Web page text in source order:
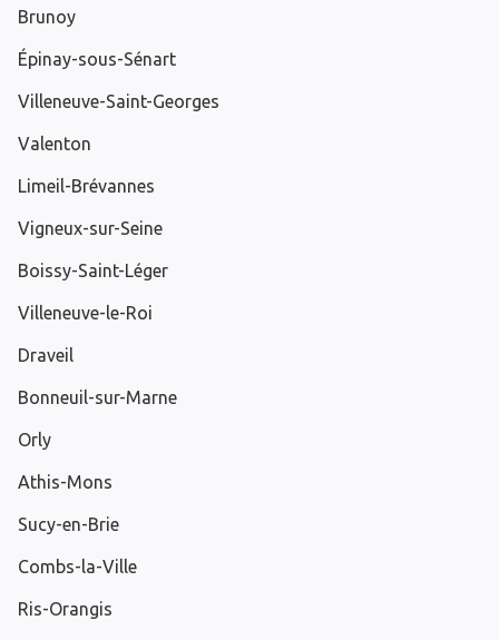
Brunoy
Épinay-sous-Sénart
Villeneuve-Saint-Georges
Valenton
Limeil-Brévannes
Vigneux-sur-Seine
Boissy-Saint-Léger
Villeneuve-le-Roi
Draveil
Bonneuil-sur-Marne
Orly
Athis-Mons
Sucy-en-Brie
Combs-la-Ville
Ris-Orangis